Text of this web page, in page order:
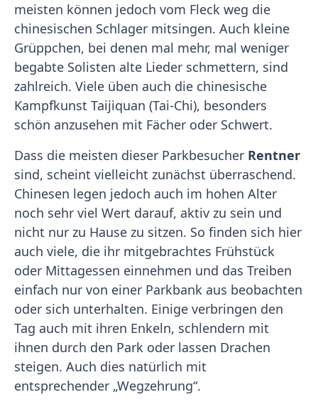
meisten können jedoch vom Fleck weg die
chinesischen Schlager mitsingen. Auch kleine
Grüppchen, bei denen mal mehr, mal weniger
begabte Solisten alte Lieder schmettern, sind
zahlreich. Viele üben auch die chinesische
Kampfkunst Taijiquan (Tai-Chi), besonders
schön anzusehen mit Fächer oder Schwert.
Dass die meisten dieser Parkbesucher Rentner
sind, scheint vielleicht zunächst überraschend.
Chinesen legen jedoch auch im hohen Alter
noch sehr viel Wert darauf, aktiv zu sein und
nicht nur zu Hause zu sitzen. So finden sich hier
auch viele, die ihr mitgebrachtes Frühstück
oder Mittagessen einnehmen und das Treiben
einfach nur von einer Parkbank aus beobachten
oder sich unterhalten. Einige verbringen den
Tag auch mit ihren Enkeln, schlendern mit
ihnen durch den Park oder lassen Drachen
steigen. Auch dies natürlich mit
entsprechender „Wegzehrung“.